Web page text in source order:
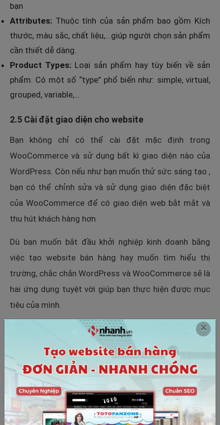
bạn
Attributes: Thuộc tính của sản phẩm bao gồm Kích
thước, màu sắc, chất liệu,...giúp người chọn sản phẩm
cần thiết dễ dàng.
Product Types: Loại sản phẩm hay tùy biến về sản
phẩm. Có một số “type” phổ biến như: simple, virtual,
grouped, variable,…
2.5 Cài đặt giao diện cho website
Bạn không chỉ có thể cài đặt mặc định trong
WooCommerce và sử dụng bất kì giao diện nào của
WordPress. Còn nếu như bạn muốn thử sức sáng tạo ,
bạn có thể chỉnh sửa và sử dụng giao diện đặc biệt
của WooCommerce để có giao diện web bắt mắt và
thu hút khách hàng hơn
Dù bạn muốn bắt đầu khởi nghiệp kinh doanh bằng
việc tạo website bán hàng hay muốn tìm hiểu thị
trường, chắc chắn WordPress và WooCommerce sẽ là
hai ứng dụng tuyệt vời giúp bạn thực hiện được mục
tiêu của mình.
Một website không chỉ giúp bán hàng mà còn có thể
hỗ trợ xây dựng thương hiệu cá nhân. Nếu bạn muốn
khai thác hướng này, hãy xem 5 bướcxây dựng thương
hiệu cá nhân
×